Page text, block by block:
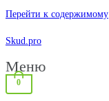
Перейти к содержимому
Skud.pro
Меню
0